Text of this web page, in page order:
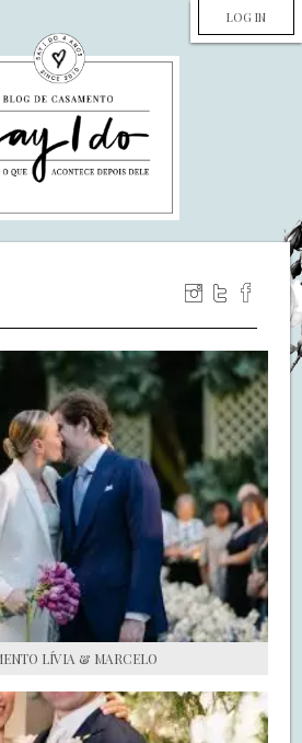
LOG IN
YOU MARRY ME?
LUA DE MEL
COZINHA
DECORAÇÃO
NOIVA PRA NOIVA
S.O.S CASADAS
COM O SAY I DO
LÍVIA & MARCELO